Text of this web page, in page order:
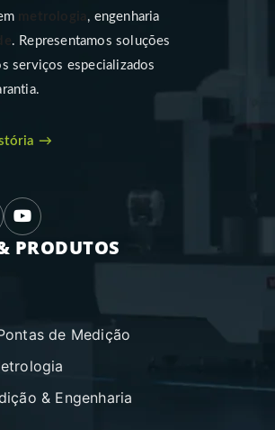
, engenharia
. Representamos soluções
serviços especializados
→
PRODUTOS
de Medição
& Engenharia